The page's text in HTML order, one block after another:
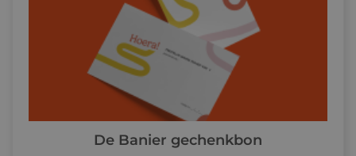
De Banier gechenkbon